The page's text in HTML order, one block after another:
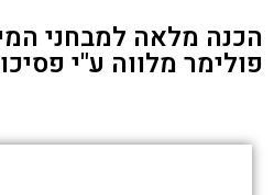
הכנה מלאה למבחני
פולימר מלווה ע"י